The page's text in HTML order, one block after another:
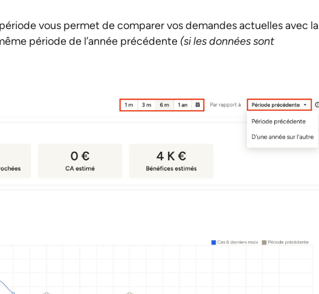
vous permet de comparer vos demandes actuelles avec la
période de l’année précédente (si les données sont